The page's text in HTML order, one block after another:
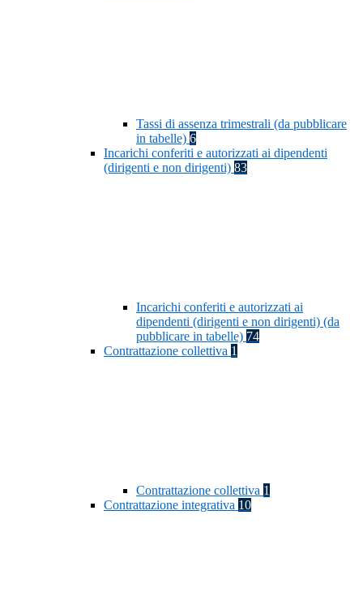
Tassi di assenza trimestrali (da pubblicare
in tabelle) 6
Incarichi conferiti e autorizzati ai dipendenti
(dirigenti e non dirigenti) 83
Incarichi conferiti e autorizzati ai
dipendenti (dirigenti e non dirigenti) (da
pubblicare in tabelle) 74
Contrattazione collettiva 1
Contrattazione collettiva 1
Contrattazione integrativa 10